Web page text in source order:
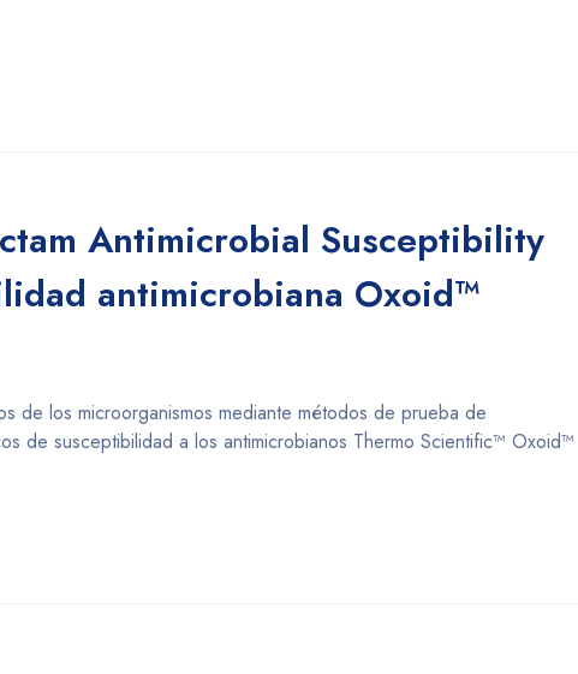
Antimicrobial Susceptibility
antimicrobiana Oxoid™
de los microorganismos mediante métodos de prueba de
de susceptibilidad a los antimicrobianos Thermo Scientific™ Oxoid™